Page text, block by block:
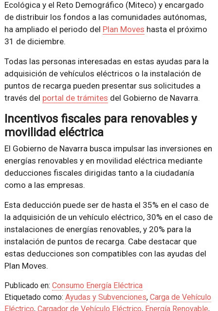
Ecológica y el Reto Demográfico (Miteco) y encargado
de distribuir los fondos a las comunidades autónomas,
ha ampliado el periodo del Plan Moves hasta el próximo
31 de diciembre.
Todas las personas interesadas en estas ayudas para la
adquisición de vehículos eléctricos o la instalación de
puntos de recarga pueden presentar sus solicitudes a
través del portal de trámites del Gobierno de Navarra.
Incentivos fiscales para renovables y
movilidad eléctrica
El Gobierno de Navarra busca impulsar las inversiones en
energías renovables y en movilidad eléctrica mediante
deducciones fiscales dirigidas tanto a la ciudadanía
como a las empresas.
Esta deducción puede ser de hasta el 35% en el caso de
la adquisición de un vehículo eléctrico, 30% en el caso de
instalaciones de energías renovables, y 20% para la
instalación de puntos de recarga. Cabe destacar que
estas deducciones son compatibles con las ayudas del
Plan Moves.
Publicado en: Consumo Energía Eléctrica
Etiquetado como: Ayudas y Subvenciones, Carga de Vehículo
Eléctrico, Cargador de Vehículo Eléctrico, Energía Renovable,